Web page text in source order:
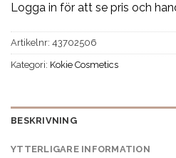
Logga in för att se pris och
Artikelnr: 43702506
Kategori: Kokie Cosmetics
BESKRIVNING
YTTERLIGARE INFORMATION